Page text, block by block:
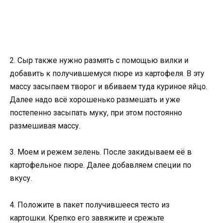
2. Сыр также нужно размять с помощью вилки и
добавить к получившемуся пюре из картофеля. В эту
массу засыпаем творог и вбиваем туда куриное яйцо.
Далее надо всё хорошенько размешать и уже
постепенно засыпать муку, при этом постоянно
размешивая массу.
3. Моем и режем зелень. После закидываем её в
картофельное пюре. Далее добавляем специи по
вкусу.
4. Положите в пакет получившееся тесто из
картошки. Крепко его завяжите и срежьте